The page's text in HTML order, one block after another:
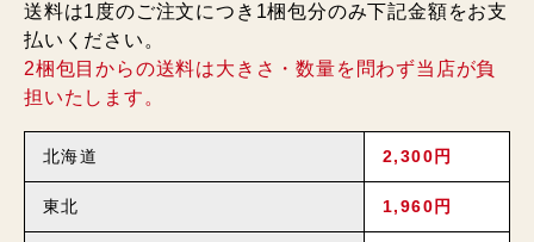
送料は1度のご注文につき1梱包分のみ下記金額をお支
払いください。
2梱包目からの送料は大きさ・数量を問わず当店が負
担いたします。
北海道 2,300円
東北 1,960円